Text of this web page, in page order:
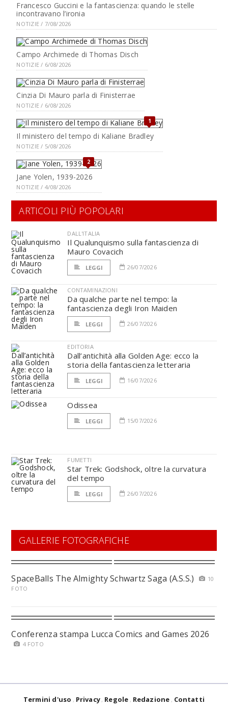
Francesco Guccini e la fantascienza: quando le stelle
incontravano l’ironia
NOTIZIE / 7/08/2026
Campo Archimede di Thomas Disch
NOTIZIE / 6/08/2026
Cinzia Di Mauro parla di Finisterrae
NOTIZIE / 6/08/2026
1
Il ministero del tempo di Kaliane Bradley
NOTIZIE / 5/08/2026
2
Jane Yolen, 1939-2026
NOTIZIE / 4/08/2026
ARTICOLI PIÙ POPOLARI
DALL'ITALIA
Il Qualunquismo sulla fantascienza di
Mauro Covacich
LEGGI 26/07/2026
CONTAMINAZIONI
Da qualche parte nel tempo: la
fantascienza degli Iron Maiden
LEGGI 26/07/2026
EDITORIA
Dall’antichità alla Golden Age: ecco la
storia della fantascienza letteraria
LEGGI 16/07/2026
Odissea
LEGGI 15/07/2026
FUMETTI
Star Trek: Godshock, oltre la curvatura
del tempo
LEGGI 26/07/2026
GALLERIE FOTOGRAFICHE
SpaceBalls The Almighty Schwartz Saga (A.S.S.)
10
FOTO
Conferenza stampa Lucca Comics and Games 2026
4 FOTO
Termini d'uso Privacy Regole Redazione Contatti